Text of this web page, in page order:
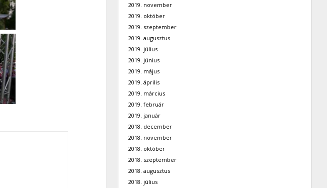
2019. november
2019. október
2019. szeptember
2019. augusztus
2019. július
2019. június
2019. május
2019. április
2019. március
2019. február
2019. január
2018. december
2018. november
2018. október
2018. szeptember
2018. augusztus
2018. július